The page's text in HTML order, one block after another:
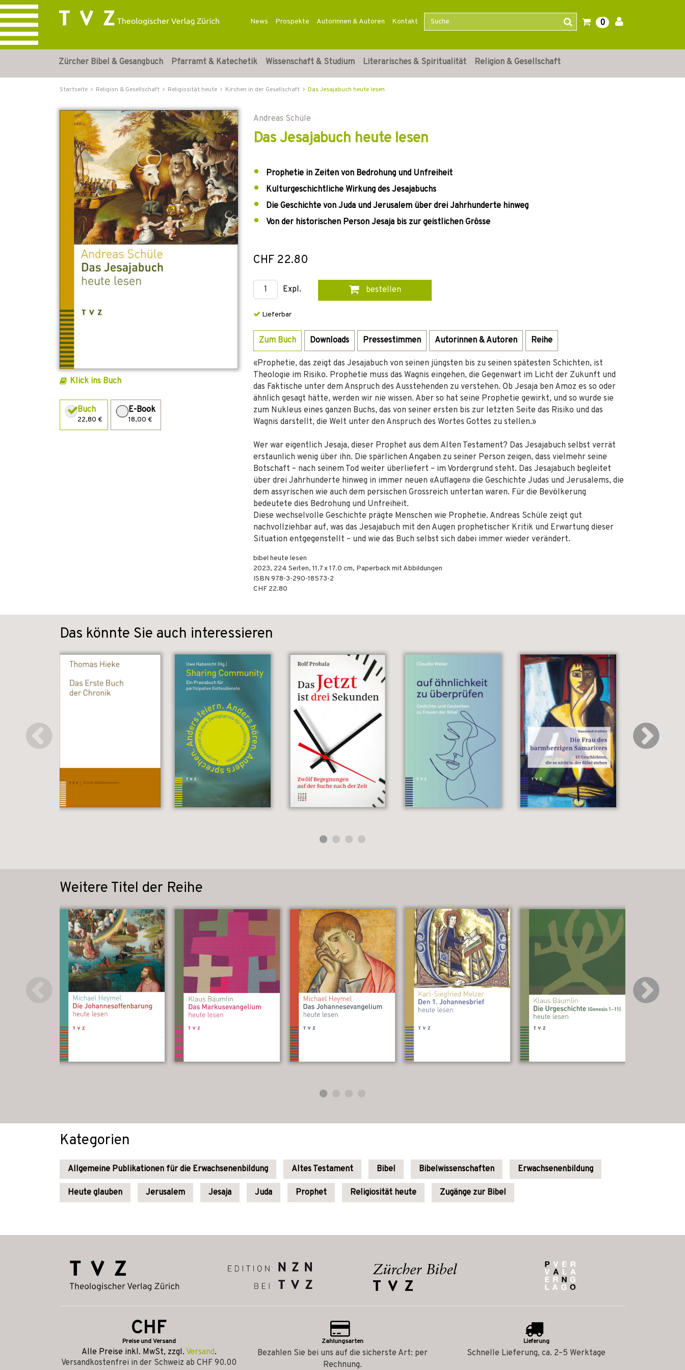
News Prospekte Autorinnen & Autoren Kontakt 0
Zürcher Bibel & Gesangbuch Pfarramt & Katechetik Wissenschaft & Studium Literarisches & Spiritualität Religion & Gesellschaft
Startseite Religion & Gesellschaft Religiosität heute Kirchen in der Gesellschaft Das Jesajabuch heute lesen
Klick ins Buch
Buch
22,80 €
E-Book
18,00 €
Andreas Schüle
Das Jesajabuch heute lesen
Prophetie in Zeiten von Bedrohung und Unfreiheit
Kulturgeschichtliche Wirkung des Jesajabuchs
Die Geschichte von Juda und Jerusalem über drei Jahrhunderte hinweg
Von der historischen Person Jesaja bis zur geistlichen Grösse
CHF 22.80
Expl. bestellen
Lieferbar
Zum Buch Downloads Pressestimmen Autorinnen & Autoren Reihe
«Prophetie, das zeigt das Jesajabuch von seinen jüngsten bis zu seinen spätesten Schichten, ist
Theologie im Risiko. Prophetie muss das Wagnis eingehen, die Gegenwart im Licht der Zukunft und
das Faktische unter dem Anspruch des Ausstehenden zu verstehen. Ob Jesaja ben Amoz es so oder
ähnlich gesagt hätte, werden wir nie wissen. Aber so hat seine Prophetie gewirkt, und so wurde sie
zum Nukleus eines ganzen Buchs, das von seiner ersten bis zur letzten Seite das Risiko und das
Wagnis darstellt, die Welt unter den Anspruch des Wortes Gottes zu stellen.»
Wer war eigentlich Jesaja, dieser Prophet aus dem Alten Testament? Das Jesajabuch selbst verrät
erstaunlich wenig über ihn. Die spärlichen Angaben zu seiner Person zeigen, dass vielmehr seine
Botschaft – nach seinem Tod weiter überliefert – im Vordergrund steht. Das Jesajabuch begleitet
über drei Jahrhunderte hinweg in immer neuen «Auflagen» die Geschichte Judas und Jerusalems, die
dem assyrischen wie auch dem persischen Grossreich untertan waren. Für die Bevölkerung
bedeutete dies Bedrohung und Unfreiheit.
Diese wechselvolle Geschichte prägte Menschen wie Prophetie. Andreas Schüle zeigt gut
nachvollziehbar auf, was das Jesajabuch mit den Augen prophetischer Kritik und Erwartung dieser
Situation entgegenstellt – und wie das Buch selbst sich dabei immer wieder verändert.
bibel heute lesen
2023, 224 Seiten, 11.7 x 17.0 cm, Paperback mit Abbildungen
ISBN 978-3-290-18573-2
CHF 22.80
Das könnte Sie auch interessieren
Weitere Titel der Reihe
Kategorien
Allgemeine Publikationen für die Erwachsenenbildung Altes Testament Bibel Bibelwissenschaften Erwachsenenbildung
Heute glauben Jerusalem Jesaja Juda Prophet Religiosität heute Zugänge zur Bibel
CHF
Preise und Versand
Alle Preise inkl. MwSt, zzgl. Versand.
Versandkostenfrei in der Schweiz ab CHF 90.00
Zahlungsarten
Bezahlen Sie bei uns auf die sicherste Art: per
Rechnung.
Lieferung
Schnelle Lieferung, ca. 2–5 Werktage